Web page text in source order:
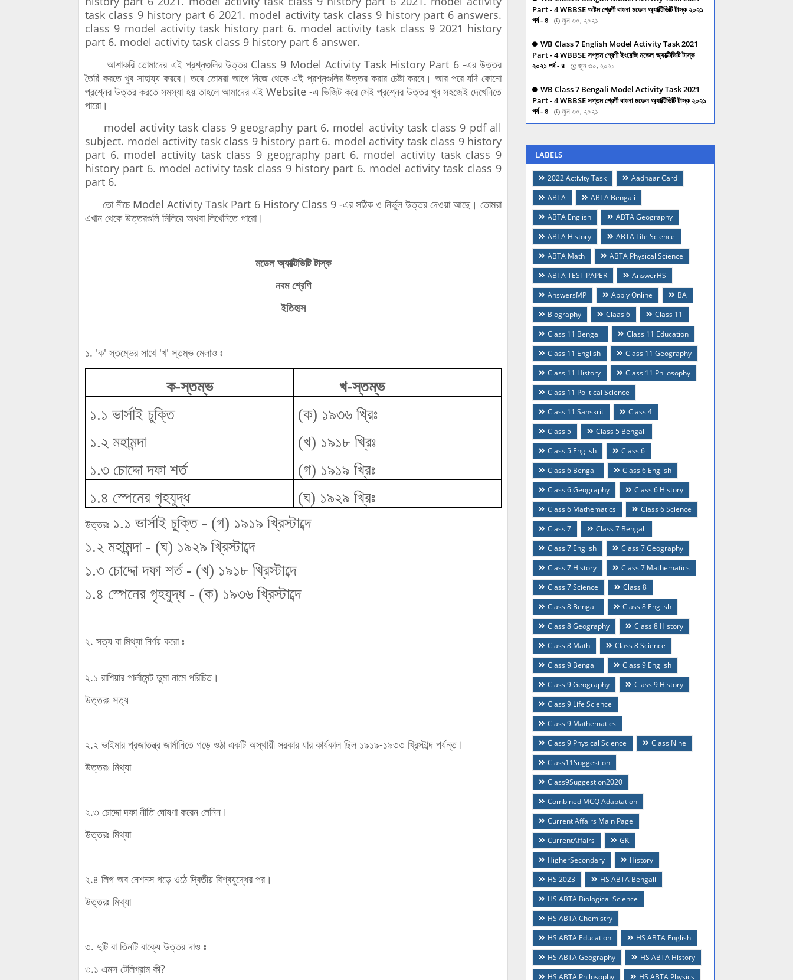
task class 9 history part 6 2021. model activity task class 9 history part 6 answers.
class 9 model activity task history part 6. model activity task class 9 2021 history
part 6. model activity task class 9 history part 6 answer.
আশাকরি তোমাদের এই প্রশ্নগুলির উত্তর Class 9 Model Activity Task History Part 6 -এর উত্তর
তৈরি করতে খুব সাহায্য করবে। তবে তোমরা আগে নিজে থেকে এই প্রশ্নগুলির উত্তর করার চেষ্টা করবে। আর পরে যদি কোনো
প্রশ্নের উত্তর করতে সমস্যা হয় তাহলে আমাদের এই Website -এ ভিজিট করে সেই প্রশ্নের উত্তর খুব সহজেই দেখেনিতে
পারো।
model activity task class 9 geography part 6. model activity task class 9 pdf all
subject. model activity task class 9 history part 6. model activity task class 9 history
part 6. model activity task class 9 geography part 6. model activity task class 9
history part 6. model activity task class 9 history part 6. model activity task class 9
part 6.
তো নীচে Model Activity Task Part 6 History Class 9 -এর সঠিক ও নির্ভুল উত্তর দেওয়া আছে। তোমরা
এখান থেকে উত্তরগুলি মিলিয়ে অথবা লিখেনিতে পারো।
মডেল অ্যাক্টিভিটি টাস্ক
নবম শ্রেণি
ইতিহাস
১. 'ক' স্তম্ভের সাথে 'খ' স্তম্ভ মেলাও ঃ
ক-স্তম্ভ
খ-স্তম্ভ
১.১ ভার্সাই চুক্তি
(ক) ১৯৩৬ খ্রিঃ
১.২ মহামন্দা
(খ) ১৯১৮ খ্রিঃ
১.৩ চোদ্দো দফা শর্ত
(গ) ১৯১৯ খ্রিঃ
১.৪ স্পেনের গৃহযুদ্ধ
(ঘ) ১৯২৯ খ্রিঃ
উত্তরঃ ১.১ ভার্সাই চুক্তি - (গ) ১৯১৯ খ্রিস্টাব্দে
১.২ মহামন্দা - (ঘ) ১৯২৯ খ্রিস্টাব্দে
১.৩ চোদ্দো দফা শর্ত - (খ) ১৯১৮ খ্রিস্টাব্দে
১.৪ স্পেনের গৃহযুদ্ধ - (ক) ১৯৩৬ খ্রিস্টাব্দে
২. সত্য বা মিথ্যা নির্ণয় করো ঃ
২.১ রাশিয়ার পার্লামেন্ট ডুমা নামে পরিচিত।
উত্তরঃ সত্য
২.২ ভাইমার প্রজাতন্ত্র জার্মানিতে গড়ে ওঠা একটি অস্থায়ী সরকার যার কার্যকাল ছিল ১৯১৯-১৯৩৩ খ্রিস্টাব্দ পর্যন্ত।
উত্তরঃ মিথ্যা
২.৩ চোদ্দো দফা নীতি ঘোষণা করেন লেনিন।
উত্তরঃ মিথ্যা
২.৪ লিগ অব নেশনস গড়ে ওঠে দ্বিতীয় বিশ্বযুদ্ধের পর।
উত্তরঃ মিথ্যা
৩. দুটি বা তিনটি বাক্যে উত্তর দাও ঃ
৩.১ এমস টেলিগ্রাম কী?
Part - 4 WBBSE অষ্টম শ্রেণী বাংলা মডেল অ্যাক্টিভিটি টাস্ক ২০২১
পর্ব - ৪
জুন ৩০, ২০২১
WB Class 7 English Model Activity Task 2021
Part - 4 WBBSE সপ্তম শ্রেণী ইংরেজি মডেল অ্যাক্টিভিটি টাস্ক
২০২১ পর্ব - ৪
জুন ৩০, ২০২১
WB Class 7 Bengali Model Activity Task 2021
Part - 4 WBBSE সপ্তম শ্রেণী বাংলা মডেল অ্যাক্টিভিটি টাস্ক ২০২১
পর্ব - ৪
জুন ৩০, ২০২১
LABELS
2022 Activity Task
Aadhaar Card
ABTA
ABTA Bengali
ABTA English
ABTA Geography
ABTA History
ABTA Life Science
ABTA Math
ABTA Physical Science
ABTA TEST PAPER
AnswerHS
AnswersMP
Apply Online
BA
Biography
Claas 6
Class 11
Class 11 Bengali
Class 11 Education
Class 11 English
Class 11 Geography
Class 11 History
Class 11 Philosophy
Class 11 Political Science
Class 11 Sanskrit
Class 4
Class 5
Class 5 Bengali
Class 5 English
Class 6
Class 6 Bengali
Class 6 English
Class 6 Geography
Class 6 History
Class 6 Mathematics
Class 6 Science
Class 7
Class 7 Bengali
Class 7 English
Class 7 Geography
Class 7 History
Class 7 Mathematics
Class 7 Science
Class 8
Class 8 Bengali
Class 8 English
Class 8 Geography
Class 8 History
Class 8 Math
Class 8 Science
Class 9 Bengali
Class 9 English
Class 9 Geography
Class 9 History
Class 9 Life Science
Class 9 Mathematics
Class 9 Physical Science
Class Nine
Class11Suggestion
Class9Suggestion2020
Combined MCQ Adaptation
Current Affairs Main Page
CurrentAffairs
GK
HigherSecondary
History
HS 2023
HS ABTA Bengali
HS ABTA Biological Science
HS ABTA Chemistry
HS ABTA Education
HS ABTA English
HS ABTA Geography
HS ABTA History
HS ABTA Philosophy
HS ABTA Physics